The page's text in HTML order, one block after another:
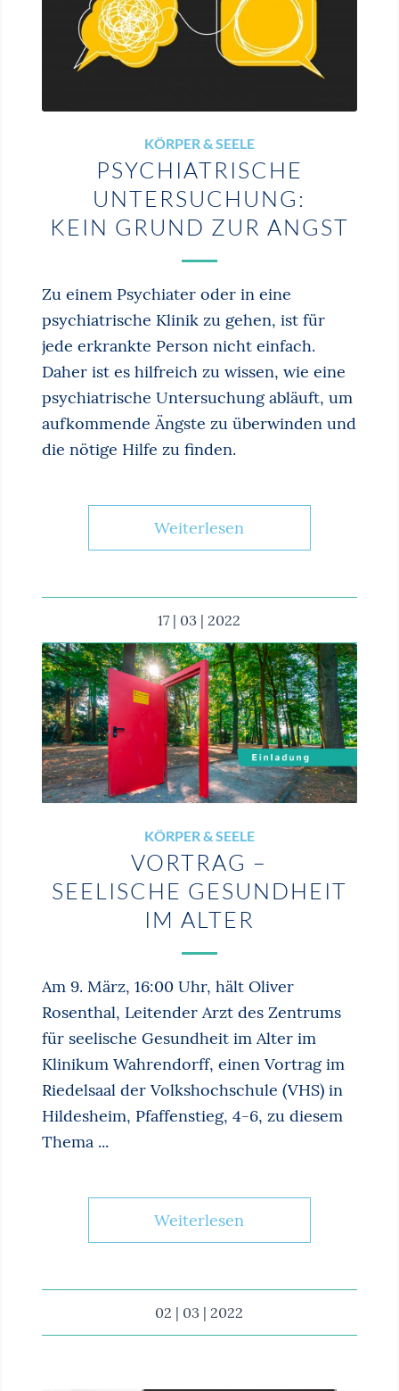
KÖRPER & SEELE
PSYCHIATRISCHE
UNTERSUCHUNG:
KEIN GRUND ZUR ANGST
Zu einem Psychiater oder in eine
psychiatrische Klinik zu gehen, ist für
jede erkrankte Person nicht einfach.
Daher ist es hilfreich zu wissen, wie eine
psychiatrische Untersuchung abläuft, um
aufkommende Ängste zu überwinden und
die nötige Hilfe zu finden.
Weiterlesen
17 | 03 | 2022
KÖRPER & SEELE
VORTRAG –
SEELISCHE GESUNDHEIT
IM ALTER
Am 9. März, 16:00 Uhr, hält Oliver
Rosenthal, Leitender Arzt des Zentrums
für seelische Gesundheit im Alter im
Klinikum Wahrendorff, einen Vortrag im
Riedelsaal der Volkshochschule (VHS) in
Hildesheim, Pfaffenstieg, 4-6, zu diesem
Thema ...
Weiterlesen
02 | 03 | 2022